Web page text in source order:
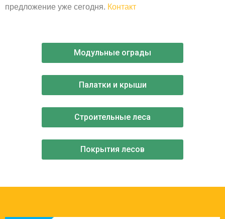
предложение уже сегодня. Контакт
Модульные ограды
Палатки и крыши
Строительные леса
Покрытия лесов